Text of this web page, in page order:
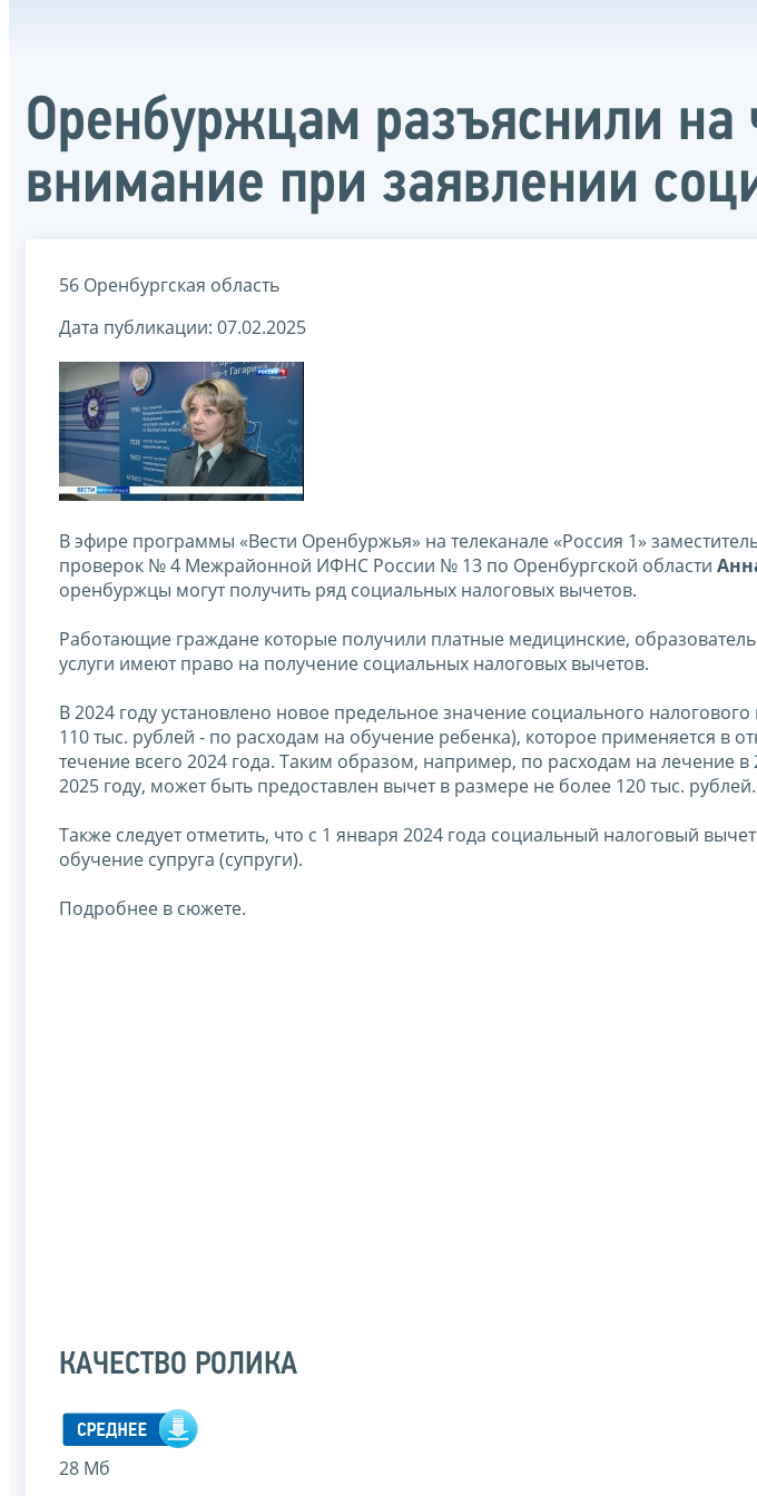
Оренбуржцам разъяснили на
внимание при заявлении
56 Оренбургская область
Дата публикации: 07.02.2025
В эфире программы «Вести Оренбуржья» на телеканале «Россия 1»
проверок № 4 Межрайонной ИФНС России № 13 по Оренбургской области
оренбуржцы могут получить ряд социальных налоговых вычетов.
Работающие граждане которые получили платные медицинские,
услуги имеют право на получение социальных налоговых вычетов.
В 2024 году установлено новое предельное значение социального
110 тыс. рублей - по расходам на обучение ребенка), которое применяется в
течение всего 2024 года. Таким образом, например, по расходам на лечение
2025 году, может быть предоставлен вычет в размере не более 120 тыс. рублей.
Также следует отметить, что с 1 января 2024 года социальный налоговый
обучение супруга (супруги).
Подробнее в сюжете.
КАЧЕСТВО РОЛИКА
28 Мб